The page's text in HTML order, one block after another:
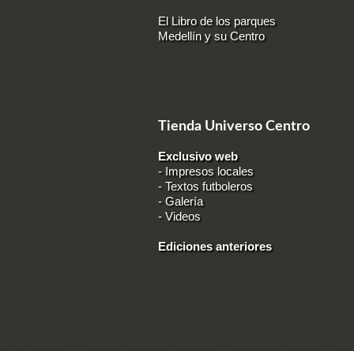
El Libro de los parques
Medellín y su Centro
Tienda Universo Centro
Exclusivo web
- Impresos locales
- Textos futboleros
-Galería
-Videos
Ediciones anteriores